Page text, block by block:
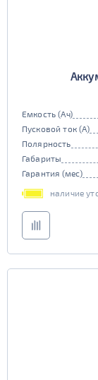
Емкость (Ач)
Пусковой ток (А)
Полярность
Габариты
Гарантия (мес)
наличие